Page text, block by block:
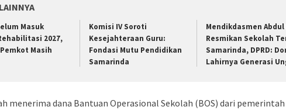
Masuk
2027,
Masih
Komisi IV Soroti
Kesejahteraan Guru:
Fondasi Mutu Pendidikan
Samarinda
Mendikdasmen Abdul
Resmikan Sekolah
Samarinda, DPRD:
Lahirnya Generasi
menerima dana Bantuan Operasional Sekolah (BOS) dari